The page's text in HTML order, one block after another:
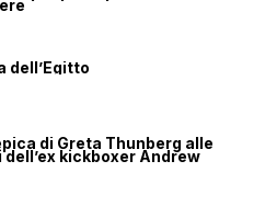
dell’Egitto
di Greta Thunberg alle
kickboxer Andrew